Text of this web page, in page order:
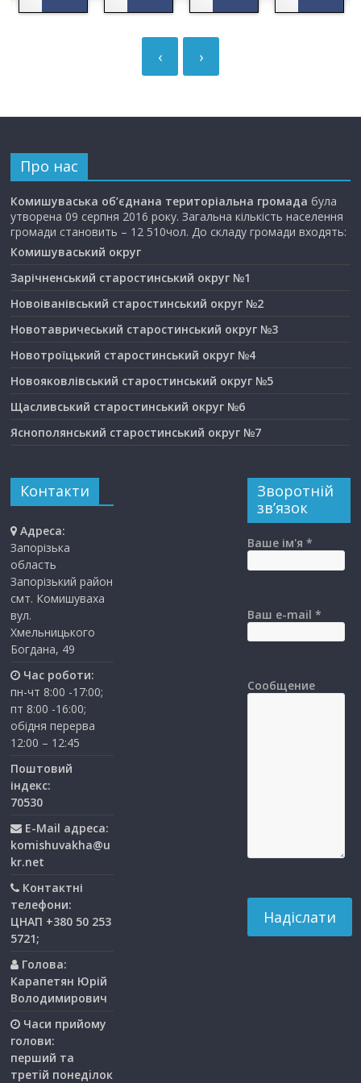
›
‹
Про нас
Комишуваська об’єднана територіальна громада була
утворена 09 серпня 2016 року. Загальна кількість населення
громади становить – 12 510чол. До складу громади входять:
Комишуваський округ
Зарічненський старостинський округ №1
Новоіванівський старостинський округ №2
Новотавричеський старостинський округ №3
Новотроїцький старостинський округ №4
Новояковлівський старостинський округ №5
Щасливський старостинський округ №6
Яснополянський старостинський округ №7
Контакти
Адреса:
Запорізька
область
Запорізький район
смт. Комишуваха
вул.
Хмельницького
Богдана, 49
Час роботи:
пн-чт 8:00 -17:00;
пт 8:00 -16:00;
обідня перерва
12:00 – 12:45
Поштовий
індекс:
70530
E-Mail адреса:
komishuvakha@u
kr.net
Контактні
телефони:
ЦНАП +380 50 253
5721;
Голова:
Карапетян Юрій
Володимирович
Часи прийому
голови:
перший та
третiй понедiлок
Зворотній
зв’язок
Ваше ім'я *
Ваш e-mail *
Сообщение